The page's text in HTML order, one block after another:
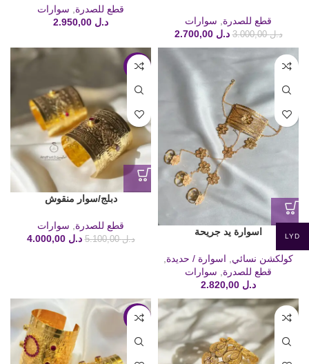
قطع للصدرة سوارات
د.ل3.000,00 د.ل 2.700,00
قطع للصدرة
سوارات
د.ل
اسوارة يد جريحة
كولكشن نسائي اسوارة / حديدة
قطع للصدرة
سوارات
د.ل
-22%
دبلج/سوار منقوش
قطع للصدرة سوارات
د.ل5.100,00 د.ل 4.000,00
-18%
LYD